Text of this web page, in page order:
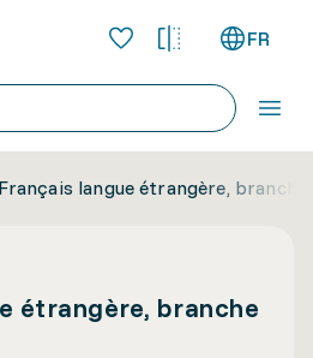
FR
Français langue étrangère,
étrangère, branche